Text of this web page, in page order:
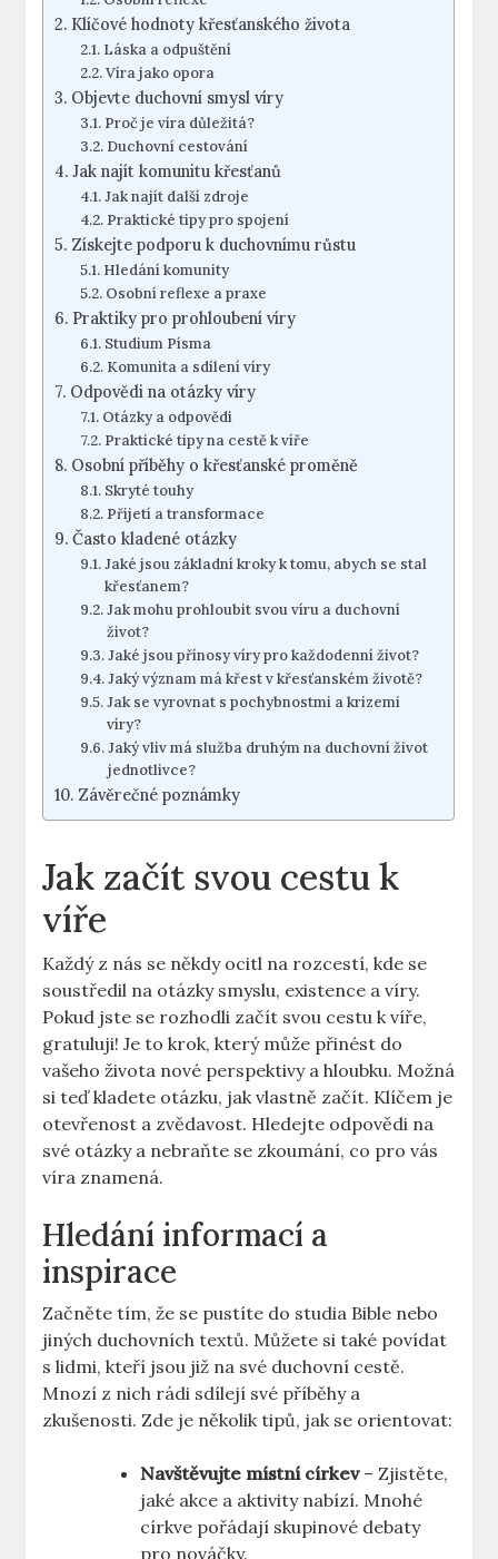
Klíčové hodnoty křesťanského života
Láska a odpuštění
Víra jako opora
Objevte duchovní smysl víry
Proč je víra důležitá?
Duchovní cestování
Jak najít komunitu křesťanů
Jak najít další zdroje
Praktické tipy pro spojení
Získejte podporu k duchovnímu růstu
Hledání komunity
Osobní reflexe a praxe
Praktiky pro prohloubení víry
Studium Písma
Komunita a sdílení víry
Odpovědi na otázky víry
Otázky a odpovědi
Praktické tipy na cestě k víře
Osobní příběhy o křesťanské proměně
Skryté touhy
Přijetí a transformace
Často kladené otázky
Jaké jsou základní kroky k tomu, abych se stal
křesťanem?
Jak mohu prohloubit svou víru a duchovní
život?
Jaké jsou přínosy víry pro každodenní život?
Jaký význam má křest v křesťanském životě?
Jak se vyrovnat s pochybnostmi a krizemi
víry?
Jaký vliv má služba druhým na duchovní život
jednotlivce?
Závěrečné poznámky
Jak začít svou cestu k
víře
Každý z nás se někdy ocitl na rozcestí, kde se
soustředil na otázky smyslu, existence a víry.
Pokud jste se rozhodli začít svou cestu k víře,
gratuluji! Je to krok, který může přinést do
vašeho života nové perspektivy a hloubku. Možná
si teď kladete otázku, jak vlastně začít. Klíčem je
otevřenost a zvědavost. Hledejte odpovědi na
své otázky a nebraňte se zkoumání, co pro vás
víra znamená.
Hledání informací a
inspirace
Začněte tím, že se pustíte do studia Bible nebo
jiných duchovních textů. Můžete si také povídat
s lidmi, kteří jsou již na své duchovní cestě.
Mnozí z nich rádi sdílejí své příběhy a
zkušenosti. Zde je několik tipů, jak se orientovat:
Navštěvujte místní církev– Zjistěte,
jaké akce a aktivity nabízí. Mnohé
církve pořádají skupinové debaty
pro nováčky.